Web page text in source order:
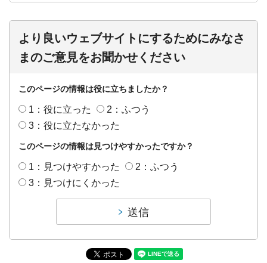
より良いウェブサイトにするためにみなさ
まのご意見をお聞かせください
このページの情報は役に立ちましたか？
1：役に立った
2：ふつう
3：役に立たなかった
このページの情報は見つけやすかったですか？
1：見つけやすかった
2：ふつう
3：見つけにくかった